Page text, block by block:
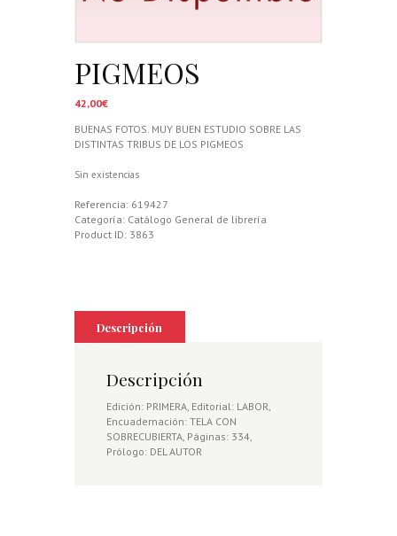
PIGMEOS
42,00€
BUENAS FOTOS. MUY BUEN ESTUDIO SOBRE LAS
DISTINTAS TRIBUS DE LOS PIGMEOS
Sin existencias
Referencia: 619427
Categoría: Catálogo General de librería
Product ID: 3863
Descripción
Descripción
Edición: PRIMERA, Editorial: LABOR,
Encuadernación: TELA CON
SOBRECUBIERTA, Páginas: 334,
Prólogo: DEL AUTOR